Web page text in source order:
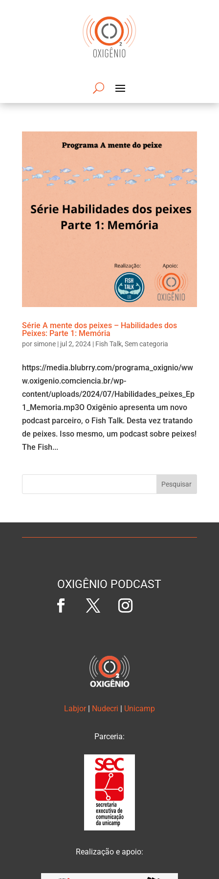
Série A mente dos peixes – Habilidades dos
Peixes: Parte 1: Memória
por simone| jul 2, 2024| Fish Talk, Sem categoria
https://media.blubrry.com/programa_oxignio/ww
w.oxigenio.comciencia.br/wp-
content/uploads/2024/07/Habilidades_peixes_Ep
1_Memoria.mp3O Oxigênio apresenta um novo
podcast parceiro, o Fish Talk. Desta vez tratando
de peixes. Isso mesmo, um podcast sobre peixes!
The Fish...
OXIGÊNIO PODCAST
Labjor Nudecri Unicamp
Parceria:
Realização e apoio: